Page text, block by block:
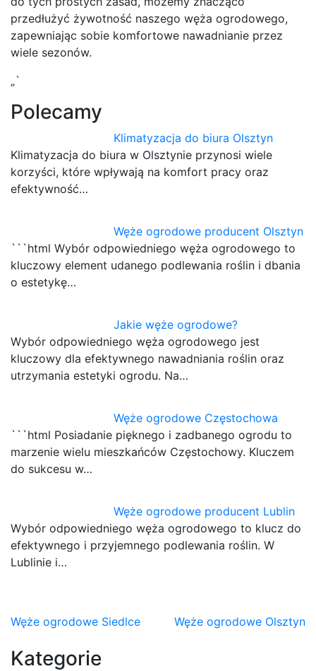
przedłużyć żywotność naszego węża ogrodowego,
zapewniając sobie komfortowe nawadnianie przez
wiele sezonów.
„`
Polecamy
Klimatyzacja do biura Olsztyn
Klimatyzacja do biura w Olsztynie przynosi wiele
korzyści, które wpływają na komfort pracy oraz
efektywność…
Węże ogrodowe producent Olsztyn
```html Wybór odpowiedniego węża ogrodowego to
kluczowy element udanego podlewania roślin i dbania
o estetykę…
Jakie węże ogrodowe?
Wybór odpowiedniego węża ogrodowego jest
kluczowy dla efektywnego nawadniania roślin oraz
utrzymania estetyki ogrodu. Na…
Węże ogrodowe Częstochowa
```html Posiadanie pięknego i zadbanego ogrodu to
marzenie wielu mieszkańców Częstochowy. Kluczem
do sukcesu w…
Węże ogrodowe producent Lublin
Wybór odpowiedniego węża ogrodowego to klucz do
efektywnego i przyjemnego podlewania roślin. W
Lublinie i…
Nawigacja
wpisu
Węże ogrodowe Siedlce Węże ogrodowe Olsztyn
Kategorie